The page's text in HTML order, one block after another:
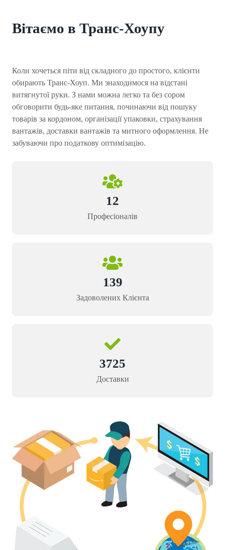
Вітаємо в Транс-Хоупу
Коли хочеться піти від складного до простого, клієнти
обирають Транс-Хоуп. Ми знаходимося на відстані
витягнутої руки. З нами можна легко та без сором
обговорити будь-яке питання, починаючи від пошуку
товарів за кордоном, організації упаковки, страхування
вантажів, доставки вантажів та митного оформлення. Не
забуваючи про податкову оптимізацію.
12
Професіоналів
139
Задоволених Клієнта
3725
Доставки